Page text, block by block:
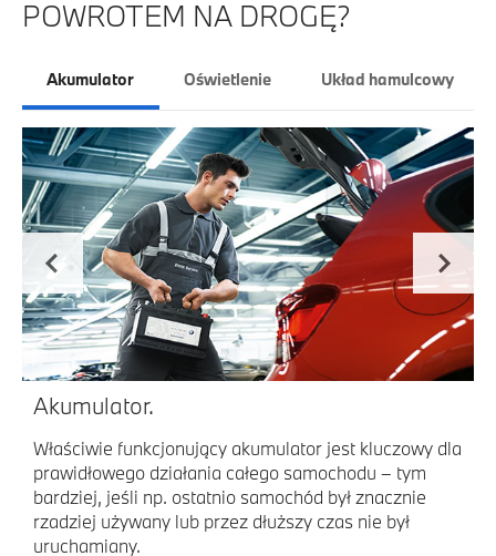
POWROTEM NA DROGĘ?
Akumulator Oświetlenie Układ hamulcowy
Akumulator.
Właściwie funkcjonujący akumulator jest kluczowy dla
prawidłowego działania całego samochodu – tym
bardziej, jeśli np. ostatnio samochód był znacznie
rzadziej używany lub przez dłuższy czas nie był
uruchamiany.